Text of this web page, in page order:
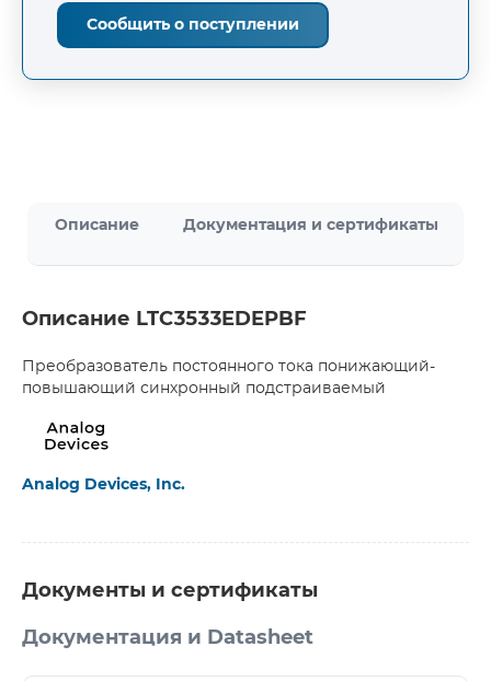
Сообщить о поступлении
Описание Документация и сертификаты
Описание LTC3533EDEPBF
Преобразователь постоянного тока понижающий-
повышающий синхронный подстраиваемый
Analog Devices, Inc.
Документы и сертификаты
Документация и Datasheet